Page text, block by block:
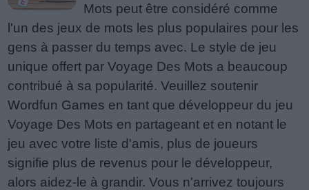
Mots peut être considéré comme
l'un des jeux de mots les plus populaires pour les
gens à passer du temps avec. Le style de jeu
unique offert par Voyage Des Mots a beaucoup
contribué à sa popularité. Veuillez soutenir
Wordfun Games en tant que développeur du jeu
Voyage Des Mots en partageant et en notant le
jeu avec votre liste d'amis, plus de joueurs
signifie plus de revenus pour le développeur,
alors aidez-le à grandir. Vous n'arrivez toujours